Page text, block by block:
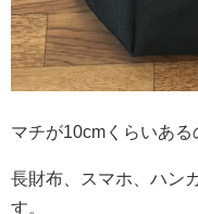
マチが10cmくらいある
長財布、スマホ、ハン
す。